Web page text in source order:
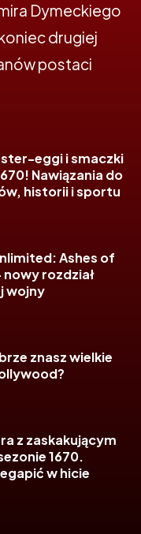
Dymeckiego
drugiej
postaci
eggi i smaczki
Nawiązania do
historii i sportu
Ashes of
nowy rozdział
wojny
znasz wielkie
z zaskakującym
1670.
w hicie